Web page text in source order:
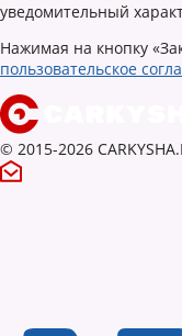
уведомительный
Нажимая на кнопку
пользовательское
© 2015-2026